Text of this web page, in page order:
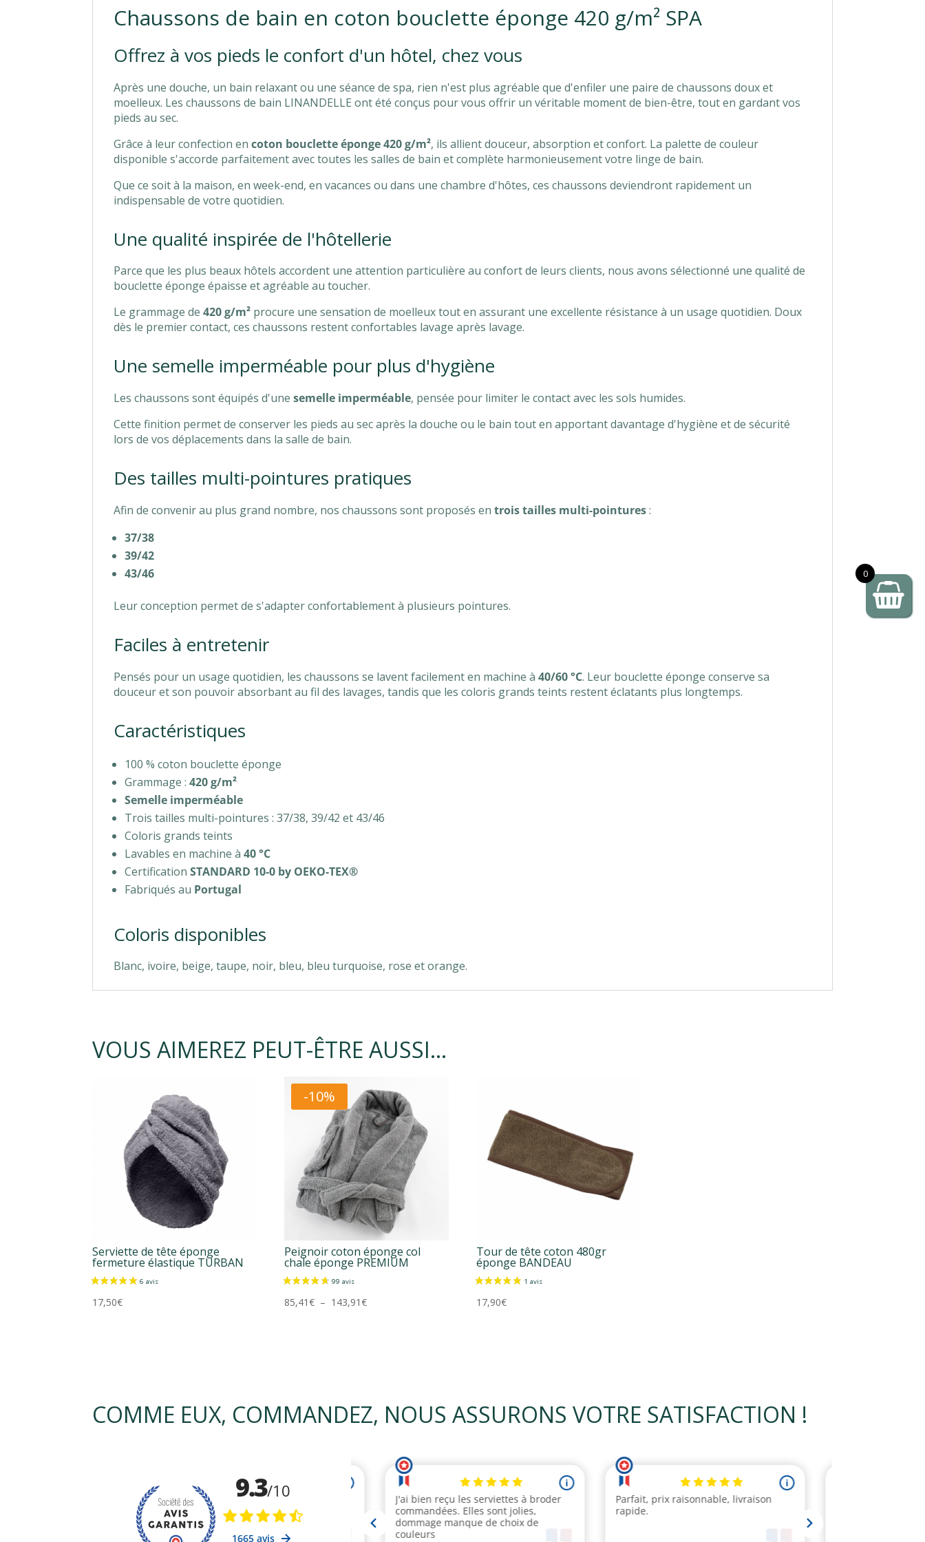
Chaussons de bain en coton bouclette éponge 420 g/m² SPA
Offrez à vos pieds le confort d'un hôtel, chez vous
Après une douche, un bain relaxant ou une séance de spa, rien n'est plus agréable que d'enfiler une paire de chaussons doux et
moelleux. Les chaussons de bain LINANDELLE ont été conçus pour vous offrir un véritable moment de bien-être, tout en gardant vos
pieds au sec.
Grâce à leur confection encoton bouclette éponge 420 g/m², ils allient douceur, absorption et confort. La palette de couleur
disponible s'accorde parfaitement avec toutes les salles de bain et complète harmonieusement votre linge de bain.
Que ce soit à la maison, en week-end, en vacances ou dans une chambre d'hôtes, ces chaussons deviendront rapidement un
indispensable de votre quotidien.
Une qualité inspirée de l'hôtellerie
Parce que les plus beaux hôtels accordent une attention particulière au confort de leurs clients, nous avons sélectionné une qualité de
bouclette éponge épaisse et agréable au toucher.
Le grammage de420 g/m² procure une sensation de moelleux tout en assurant une excellente résistance à un usage quotidien. Doux
dès le premier contact, ces chaussons restent confortables lavage après lavage.
Une semelle imperméable pour plus d'hygiène
Les chaussons sont équipés d'unesemelle imperméable, pensée pour limiter le contact avec les sols humides.
Cette finition permet de conserver les pieds au sec après la douche ou le bain tout en apportant davantage d'hygiène et de sécurité
lors de vos déplacements dans la salle de bain.
Des tailles multi-pointures pratiques
Afin de convenir au plus grand nombre, nos chaussons sont proposés entrois tailles multi-pointures:
37/38
39/42
43/46
Leur conception permet de s'adapter confortablement à plusieurs pointures.
Faciles à entretenir
Pensés pour un usage quotidien, les chaussons se lavent facilement en machine à40/60 °C. Leur bouclette éponge conserve sa
douceur et son pouvoir absorbant au fil des lavages, tandis que les coloris grands teints restent éclatants plus longtemps.
Caractéristiques
100 % coton bouclette éponge
Grammage :420 g/m²
Semelle imperméable
Trois tailles multi-pointures : 37/38, 39/42 et 43/46
Coloris grands teints
Lavables en machine à40 °C
CertificationSTANDARD 10-0 by OEKO-TEX®
Fabriqués au Portugal
Coloris disponibles
Blanc, ivoire, beige, taupe, noir, bleu, bleu turquoise, rose et orange.
VOUS AIMEREZ PEUT-ÊTRE AUSSI…
Serviette de tête éponge
fermeture élastique TURBAN
17,50€
-10%
Peignoir coton éponge col
chale éponge PREMIUM
85,41€ – 143,91€Plage
Tour de tête coton 480gr
éponge BANDEAU
17,90€
COMME EUX, COMMANDEZ, NOUS ASSURONS VOTRE SATISFACTION !
0